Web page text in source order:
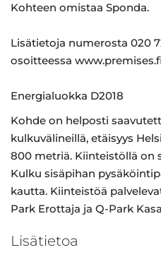
Kohteen omistaa Sponda.
Lisätietoja numerosta 020
osoitteessa
Energialuokka D2018
Kohde on helposti
kulkuvälineillä, etäisyys
800 metriä. Kiinteistöllä on
Kulku sisäpihan
kautta. Kiinteistöä
Park Erottaja ja Q-Park
Lisätietoa